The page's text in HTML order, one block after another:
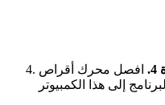
افصل محرك أقراص USB، وقم بتوصيله بجهاز